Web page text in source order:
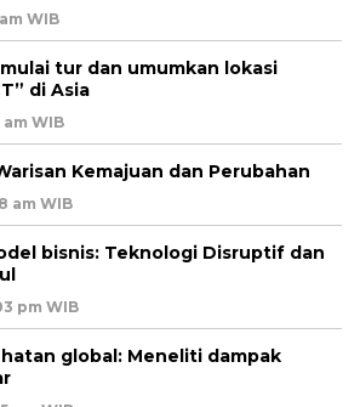
WIB
tur dan umumkan lokasi
di Asia
am WIB
Kemajuan dan Perubahan
am WIB
bisnis: Teknologi Disruptif dan
pm WIB
global: Meneliti dampak